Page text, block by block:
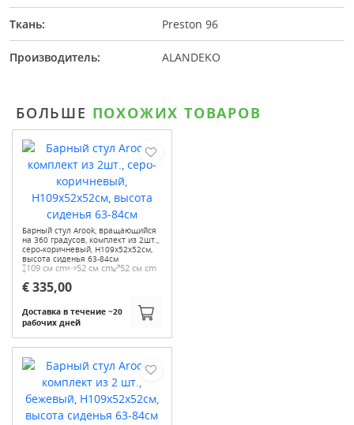
Ткань: Preston 96
Производитель: ALANDEKO
БОЛЬШЕ ПОХОЖИХ ТОВАРОВ
Барный стул Arook, вращающийся
на 360 градусов, комплект из 2шт.,
серо-коричневый, H109x52x52см,
высота сиденья 63-84см
109 см cm 52 см cm 52 см cm
€ 335,00
Доставка в течение ~20
рабочих дней